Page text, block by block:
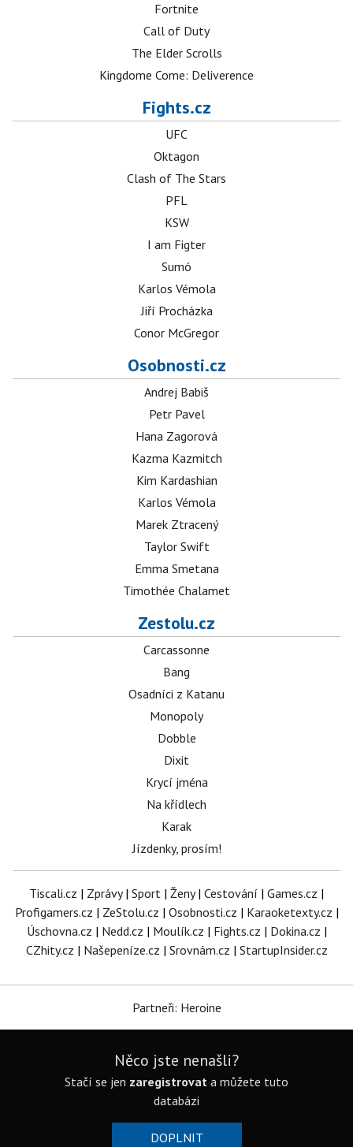
Fortnite
Call of Duty
The Elder Scrolls
Kingdome Come: Deliverence
Fights.cz
UFC
Oktagon
Clash of The Stars
PFL
KSW
I am Figter
Sumó
Karlos Vémola
Jiří Procházka
Conor McGregor
Osobnosti.cz
Andrej Babiš
Petr Pavel
Hana Zagorová
Kazma Kazmitch
Kim Kardashian
Karlos Vémola
Marek Ztracený
Taylor Swift
Emma Smetana
Timothée Chalamet
Zestolu.cz
Carcassonne
Bang
Osadníci z Katanu
Monopoly
Dobble
Dixit
Krycí jména
Na křídlech
Karak
Jízdenky, prosím!
Tiscali.cz | Zprávy| Sport | Ženy| Cestování | Games.cz |
Profigamers.cz | ZeStolu.cz | Osobnosti.cz | Karaoketexty.cz |
Úschovna.cz | Nedd.cz | Moulík.cz | Fights.cz | Dokina.cz |
CZhity.cz | Našepeníze.cz | Srovnám.cz | StartupInsider.cz
Partneři: Heroine
Něco jste nenašli?
Stačí se jen zaregistrovat a můžete tuto
databázi
DOPLNIT